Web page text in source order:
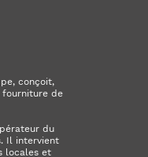
conçoit,
de
du
Il intervient
locales et